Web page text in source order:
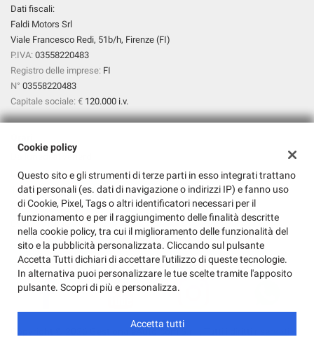
Dati fiscali:
Faldi Motors Srl
Viale Francesco Redi, 51b/h, Firenze (FI)
P.IVA: 03558220483
Registro delle imprese: FI
N° 03558220483
Capitale sociale: € 120.000 i.v.
Da lunedì al venerdì:
09:00 – 13:00
15:00 – 19:00
Sabato:
09:00 – 13:00
Cookie policy
Questo sito e gli strumenti di terze parti in esso integrati trattano
dati personali (es. dati di navigazione o indirizzi IP) e fanno uso
di Cookie, Pixel, Tags o altri identificatori necessari per il
funzionamento e per il raggiungimento delle finalità descritte
nella cookie policy, tra cui il miglioramento delle funzionalità del
sito e la pubblicità personalizzata. Cliccando sul pulsante
Accetta Tutti dichiari di accettare l'utilizzo di queste tecnologie.
In alternativa puoi personalizzare le tue scelte tramite l'apposito
pulsante. Scopri di più e personalizza.
Accetta tutti